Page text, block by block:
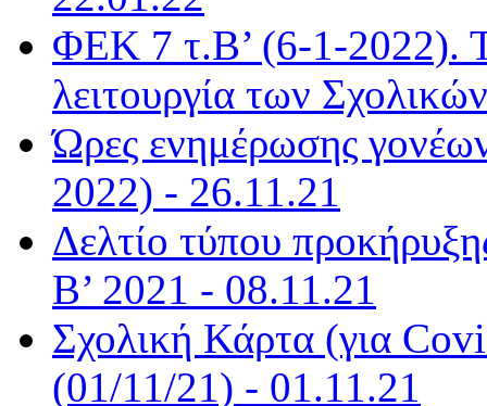
ΦΕΚ 7 τ.Β’ (6-1-2022).
λειτουργία των
Ώρες ενημέρωσης
2022) - 26.11.21
Δελτίο τύπου
Β’ 2021 - 08.11.21
Σχολική Κάρτα (για
(01/11/21) - 01.11.21